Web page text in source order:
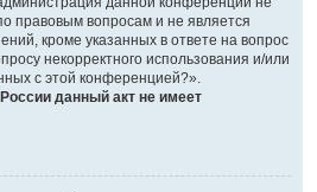
правовым вопросам и не является
кроме указанных в ответе на вопрос
некорректного использования и/или
с этой конференцией?».
данный акт не имеет